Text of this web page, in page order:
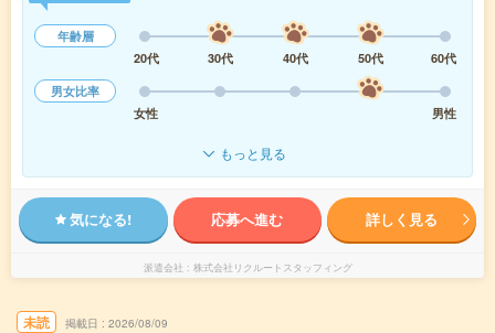
年齢層
20代
30代 40代 50代
60代
男女比率
女性
男性
もっと見る
気になる! 応募へ進む 詳しく見る
派遣会社 株式会社リクルートスタッフィング
未読 掲載日 2026/08/09